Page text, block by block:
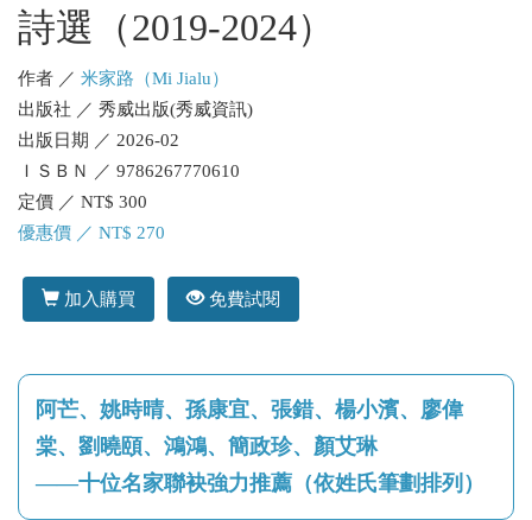
詩選（2019-2024）
作者 ／ 米家路（Mi Jialu）
出版社 ／ 秀威出版(秀威資訊)
出版日期 ／ 2026-02
ＩＳＢＮ ／ 9786267770610
定價 ／ NT$ 300
優惠價 ／ NT$ 270
加入購買 免費試閱
阿芒、姚時晴、孫康宜、張錯、楊小濱、廖偉
棠、劉曉頤、鴻鴻、簡政珍、顏艾琳
——十位名家聯袂強力推薦（依姓氏筆劃排列）